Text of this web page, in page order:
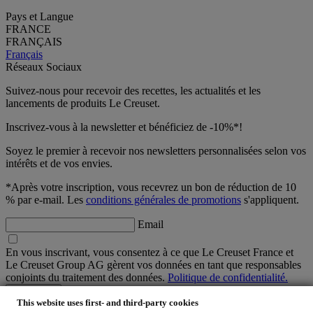
This website uses first- and third-party cookies
Pays et Langue
FRANCE
FRANÇAIS
Français
Réseaux Sociaux
Suivez-nous pour recevoir des recettes, les actualités et les
lancements de produits Le Creuset.
Inscrivez-vous à la newsletter et bénéficiez de -10%*!
Soyez le premier à recevoir nos newsletters personnalisées selon vos
intérêts et de vos envies.
*Après votre inscription, vous recevrez un bon de réduction de 10
% par e-mail. Les conditions générales de promotions s'appliquent.
Email
En vous inscrivant, vous consentez à ce que Le Creuset France et
Le Creuset Group AG gèrent vos données en tant que responsables
conjoints du traitement des données. Politique de confidentialité.
Merci pour votre inscription!